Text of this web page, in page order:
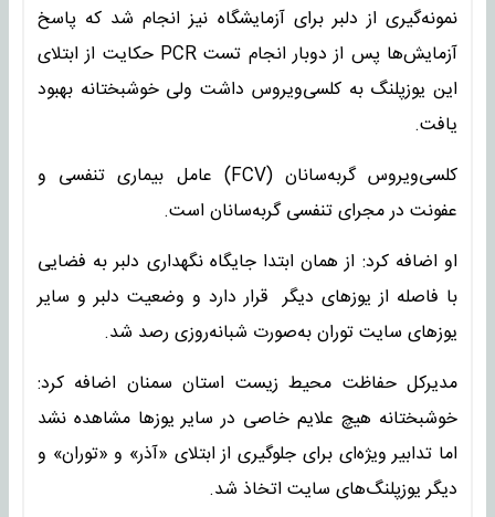
نمونه‌گیری از دلبر برای آزمایشگاه نیز انجام شد که پاسخ
آزمایش‌ها پس از دوبار انجام تست PCR حکایت از ابتلای
این یوزپلنگ به کلسی‌ویروس داشت ولی خوشبختانه بهبود
یافت.
کلسی‌ویروس گربه‌سانان (FCV) عامل بیماری تنفسی و
عفونت در مجرای تنفسی گربه‌سانان است.
او اضافه کرد: از همان ابتدا جایگاه نگهداری دلبر به فضایی
با فاصله از یوزهای دیگر قرار دارد و وضعیت دلبر و سایر
یوزهای سایت توران به‌صورت شبانه‌روزی رصد شد.
مدیرکل حفاظت محیط زیست استان سمنان اضافه کرد:
خوشبختانه هیچ علایم خاصی در سایر یوزها مشاهده نشد
اما تدابیر ویژه‌ای برای جلوگیری از ابتلای «آذر» و «توران» و
دیگر یوزپلنگ‌های سایت اتخاذ شد.